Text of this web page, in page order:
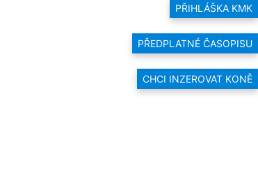
PŘIHLÁŠKA KMK
PŘEDPLATNÉ ČASOPISU
CHCI INZEROVAT KONĚ